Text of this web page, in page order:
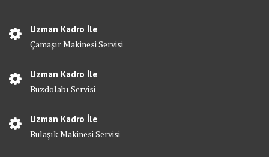
Uzman Kadro İle
Çamaşır Makinesi Servisi
Uzman Kadro İle
Buzdolabı Servisi
Uzman Kadro İle
Bulaşık Makinesi Servisi